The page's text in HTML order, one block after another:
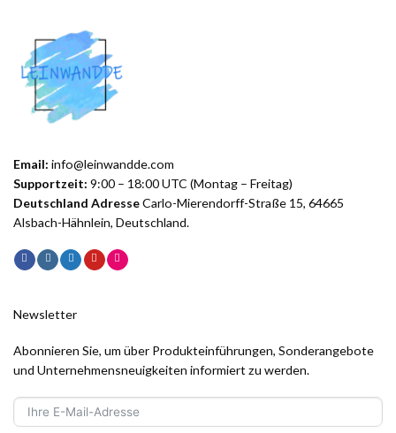
Email: info@leinwandde.com
Supportzeit: 9:00 – 18:00 UTC (Montag – Freitag)
Deutschland AdresseCarlo-Mierendorff-Straße 15, 64665
Alsbach-Hähnlein, Deutschland.
Newsletter
Abonnieren Sie, um über Produkteinführungen, Sonderangebote
und Unternehmensneuigkeiten informiert zu werden.